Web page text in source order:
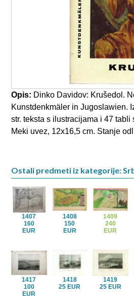
Opis: Dinko Davidov: Krušedol.
Kunstdenkmäler in Jugoslawien.
str. teksta s ilustracijama i 47
Meki uvez, 12x16,5 cm. Stanje
Ostali predmeti iz kategorije:
1407
160
EUR
1408
150
EUR
1409
240
EUR
1417
100
EUR
1418
25 EUR
1419
25 EUR